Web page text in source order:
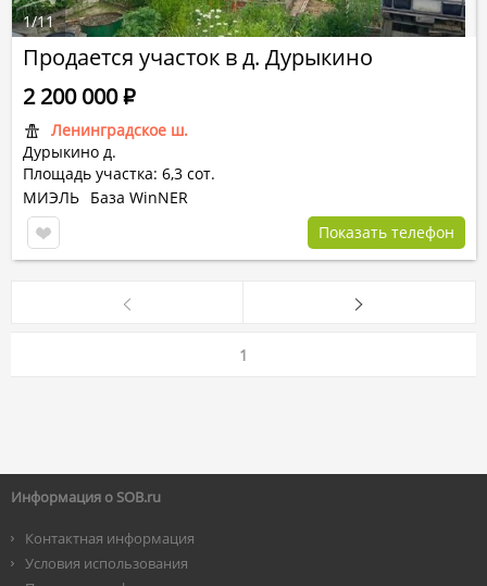
Продается участок в д. Дурыкино
Ленинградское ш.
Дурыкино д.
Площадь участка: 6,3 сот.
2 200 000Р
МИЭЛЬ База WinNER
Показать телефон
1/11
1
Информация о SOB.ru
Контактная информация
Условия использования